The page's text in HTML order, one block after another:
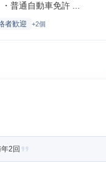
普通自動車免許 ...
者歓迎 +2個
2回